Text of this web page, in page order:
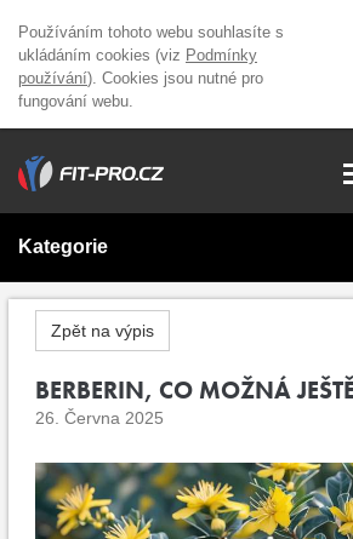
Používáním tohoto webu souhlasíte s
ukládáním cookies (viz Podmínky
používání). Cookies jsou nutné pro
fungování webu.
GDPR
O nás
Kontakt
Přihlášení
Kategorie
AKCE
Doplňky stravy
Značky
Zpět na výpis
BERBERIN, CO MOŽNÁ
26. Června 2025